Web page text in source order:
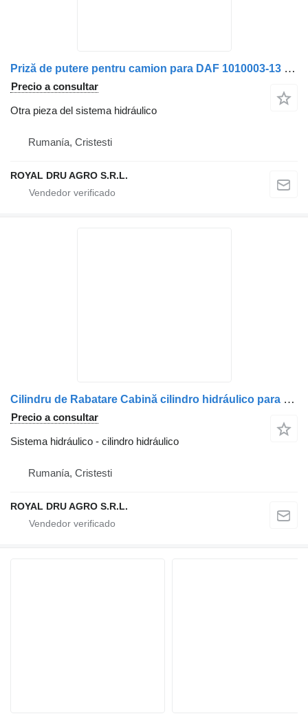
Priză de putere pentru camion para DAF 1010003-13 camión
Precio a consultar
Otra pieza del sistema hidráulico
Rumanía, Cristesti
ROYAL DRU AGRO S.R.L.
Cilindru de Rabatare Cabină cilindro hidráulico para DAF – Coduri 1896447, 2117325 camión
Precio a consultar
Sistema hidráulico - cilindro hidráulico
Rumanía, Cristesti
ROYAL DRU AGRO S.R.L.